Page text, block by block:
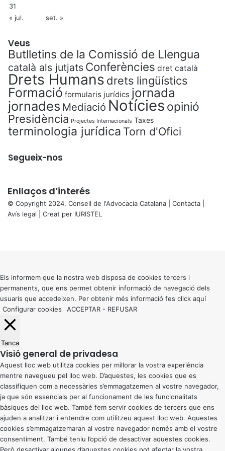
31
« jul.
set. »
Veus
Butlletins de la Comissió de Llengua
català als jutjats Conferències dret català
Drets Humans drets lingüístics
Formació formularis jurídics jornada
jornades Mediació Notícies opinió
Presidència Projectes Internacionals Taxes
terminologia jurídica Torn d'Ofici
Segueix-nos
Enllaços d’interés
© Copyright 2024, Consell de l'Advocacia Catalana | Contacta
Avís legal | Creat per IURISTEL
button
Els informem que la nostra web disposa de cookies tercers i
permanents, que ens permet obtenir informació de navegació dels
usuaris que accedeixen. Per obtenir més informació fes click aquí
Configurar cookies
ACCEPTAR - REFUSAR
Tanca
Visió general de privadesa
Aquest lloc web utilitza cookies per millorar la vostra experiència
mentre navegueu pel lloc web. D’aquestes, les cookies que es
classifiquen com a necessàries s’emmagatzemen al vostre navegador,
ja que són essencials per al funcionament de les funcionalitats
bàsiques del lloc web. També fem servir cookies de tercers que ens
ajuden a analitzar i entendre com utilitzeu aquest lloc web. Aquestes
cookies s’emmagatzemaran al vostre navegador només amb el vostre
consentiment. També teniu l’opció de desactivar aquestes cookies.